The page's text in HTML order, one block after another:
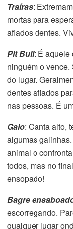
Traíras:
mortas para
afiados dentes.
Pit Bull: É aquele
ninguém o vence.
do lugar.
dentes afiados
nas pessoas. É
Galo: Canta alto,
algumas
animal o
todos, mas no
ensopado!
Bagre
escorregando.
qualquer lugar